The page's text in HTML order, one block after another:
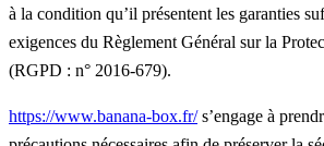
à la condition qu’il présentent les garanties
exigences du Règlement Général sur la
(RGPD : n° 2016-679).
https://www.banana-box.fr/s’engage à